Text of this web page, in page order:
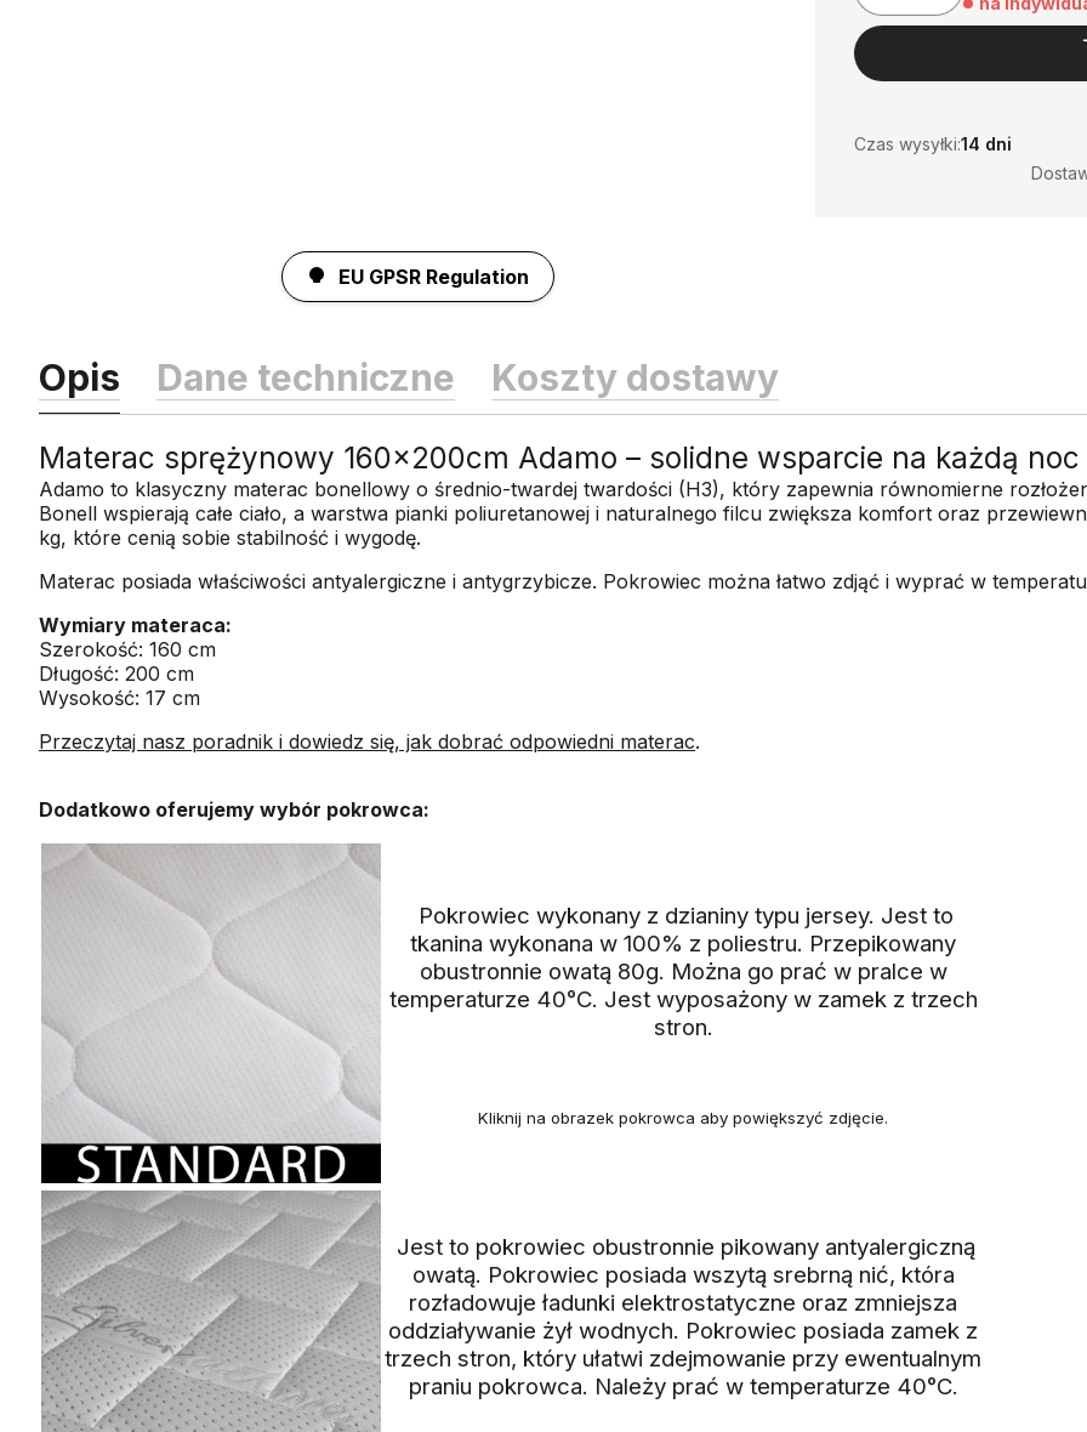
Czas wysyłki:14 dni
EU GPSR Regulation
Opis Dane techniczne Koszty dostawy
Materac sprężynowy 160x200cm Adamo – solidne wsparcie na każdą noc
Adamo to klasyczny materac bonellowy o średnio-twardej twardości (H3), który zapewnia równomierne
Bonell wspierają całe ciało, a warstwa pianki poliuretanowej i naturalnego filcu zwiększa komfort oraz
kg, które cenią sobie stabilność i wygodę.
Materac posiada właściwości antyalergiczne i antygrzybicze. Pokrowiec można łatwo zdjąć i wyprać w
Wymiary materaca:
Szerokość: 160 cm
Długość: 200 cm
Wysokość: 17 cm
Przeczytaj nasz poradnik i dowiedz się, jak dobrać odpowiedni materac.
Dodatkowo oferujemy wybór pokrowca:
Pokrowiec wykonany z dzianiny typu jersey. Jest to
tkanina wykonana w 100% z poliestru. Przepikowany
obustronnie owatą 80g. Można go prać w pralce w
temperaturze 40°C. Jest wyposażony w zamek z trzech
stron.
Kliknij na obrazek pokrowca aby powiększyć zdjęcie.
Jest to pokrowiec obustronnie pikowany antyalergiczną
owatą. Pokrowiec posiada wszytą srebrną nić, która
rozładowuje ładunki elektrostatyczne oraz zmniejsza
oddziaływanie żył wodnych. Pokrowiec posiada zamek z
trzech stron, który ułatwi zdejmowanie przy ewentualnym
praniu pokrowca. Należy prać w temperaturze 40°C.